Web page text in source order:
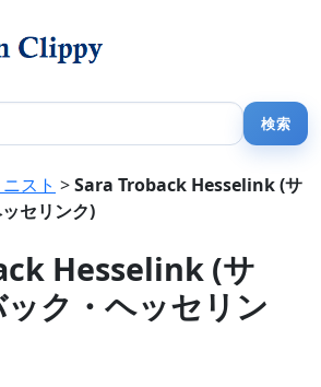
スト >Sara Troback Hesselink (サ
セリンク)
Hesselink (サ
ク・ヘッセリン